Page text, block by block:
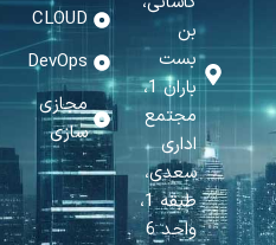
بن
بست
باران 1،
مجتمع
اداری
سعدی،
طبقه 1،
واحد 6
CLOUD
DevOps
مجازی
سازی